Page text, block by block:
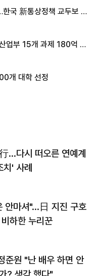
국 新통상정책 교두보 활
업부 15개 과제 180억 지
개 대학 선정
…다시 떠오른 연예계
치' 사례
안마셔"…日 지진 구호
하한 누리꾼
준원 "난 배우 하면 안